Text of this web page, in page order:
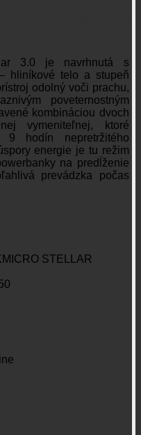
3.0 je navrhnutá s
hliníkové telo a stupeň
odolný voči prachu,
poveternostným
kombináciou dvoch
vymeniteľnej, ktoré
hodín nepretržitého
energie je tu režim
na predĺženie
prevádzka počas
STELLAR